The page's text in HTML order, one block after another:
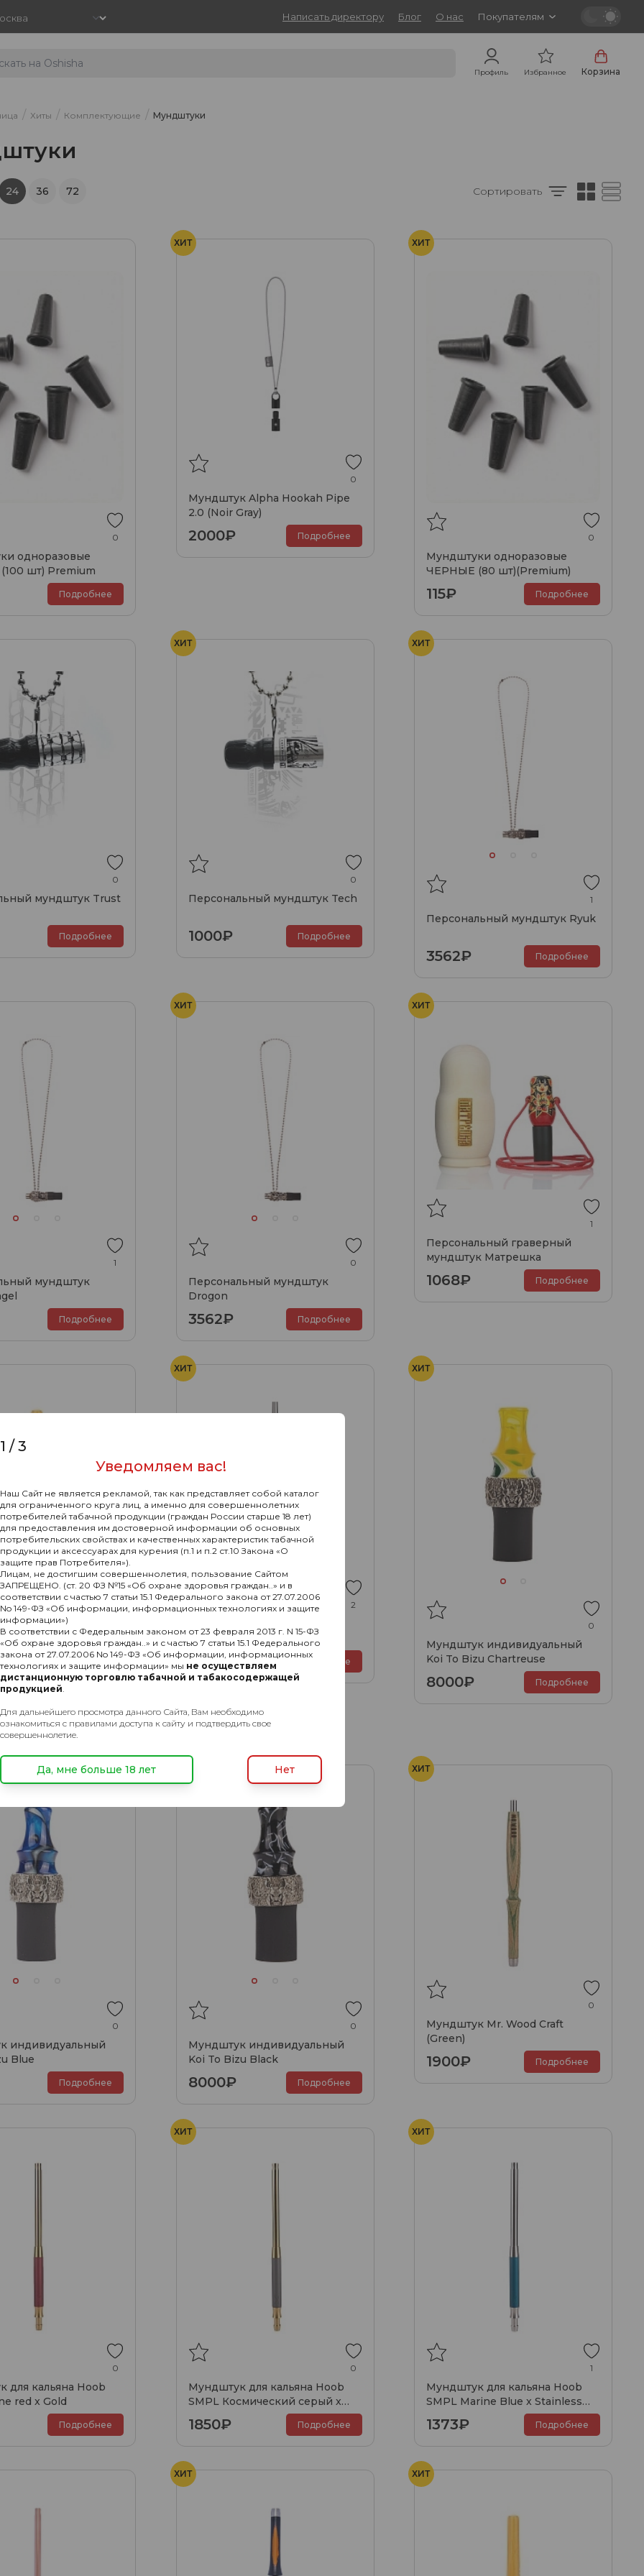
Написать директору Блог О нас Покупателям
Профиль Избранное Корзина
/ Хиты / Комплектующие / Мундштуки
24 36 72 Сортировать
0
одноразовые
шт) Premium
Подробнее
ХИТ
0
Мундштук Alpha Hookah Pipe
2.0 (Noir Gray)
2000₽ Подробнее
ХИТ
0
Мундштуки одноразовые
ЧЕРНЫЕ (80 шт)(Premium)
115₽ Подробнее
0
мундштук Trust
Подробнее
ХИТ
0
Персональный мундштук Tech
1000₽ Подробнее
ХИТ
1
Персональный мундштук Ryuk
3562₽ Подробнее
1
мундштук
Подробнее
ХИТ
0
Персональный мундштук
Drogon
3562₽ Подробнее
ХИТ
1
Персональный граверный
мундштук Матрешка
1068₽ Подробнее
0
Werkbund
Zeus
Подробнее
ХИТ
2
1540₽ Подробнее
ХИТ
0
Мундштук индивидуальный
Koi To Bizu Chartreuse
8000₽ Подробнее
0
индивидуальный
Blue
Подробнее
0
Мундштук индивидуальный
Koi To Bizu Black
8000₽ Подробнее
ХИТ
0
Мундштук Mr. Wood Craft
(Green)
1900₽ Подробнее
0
для кальяна Hoob
red x Gold
Подробнее
ХИТ
0
Мундштук для кальяна Hoob
SMPL Космический серый x
1850₽ Подробнее
ХИТ
1
Мундштук для кальяна Hoob
SMPL Marine Blue x Stainless
1373₽ Подробнее
ХИТ ХИТ
1 /3
Уведомляем вас!
Наш Сайт не является рекламой, так как представляет собой каталог
для ограниченного круга лиц, а именно для совершеннолетних
потребителей табачной продукции (граждан России старше 18 лет)
для предоставления им достоверной информации об основных
потребительских свойствах и качественных характеристик табачной
продукции и аксессуарах для курения (п.1 и п.2 ст.10 Закона «О
защите прав Потребителя»).
Лицам, не достигшим совершеннолетия, пользование Сайтом
ЗАПРЕЩЕНО. (ст. 20 ФЗ №15 «Об охране здоровья граждан..» и в
соответствии с частью 7 статьи 15.1 Федерального закона от 27.07.2006
No 149-ФЗ «Об информации, информационных технологиях и защите
информации»)
В соответствии с Федеральным законом от 23 февраля 2013 г. N 15-ФЗ
«Об охране здоровья граждан..» и с частью 7 статьи 15.1 Федерального
закона от 27.07.2006 No 149-ФЗ «Об информации, информационных
технологиях и защите информации» мы не осуществляем
дистанционную торговлю табачной и табакосодержащей
продукцией.
Для дальнейшего просмотра данного Сайта, Вам необходимо
ознакомиться с правилами доступа к сайту и подтвердить свое
совершеннолетие.
Да, мне больше 18 лет Нет